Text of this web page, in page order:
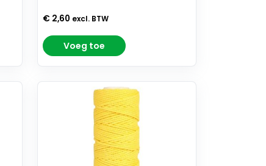
€ 2,60 excl. BTW
Voeg toe